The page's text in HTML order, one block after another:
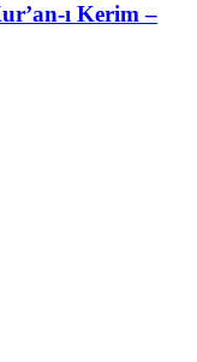
ı Kerim –